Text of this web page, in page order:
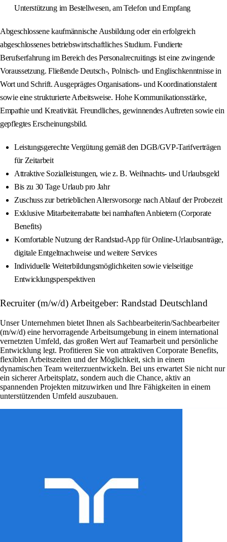
Unterstützung im Bestellwesen, am Telefon und Empfang
Abgeschlossene kaufmännische Ausbildung oder ein erfolgreich
abgeschlossenes betriebswirtschaftliches Studium. Fundierte
Berufserfahrung im Bereich des Personalrecruitings ist eine zwingende
Voraussetzung. Fließende Deutsch-, Polnisch- und Englischkenntnisse in
Wort und Schrift. Ausgeprägtes Organisations- und Koordinationstalent
sowie eine strukturierte Arbeitsweise. Hohe Kommunikationsstärke,
Empathie und Kreativität. Freundliches, gewinnendes Auftreten sowie ein
gepflegtes Erscheinungsbild.
Leistungsgerechte Vergütung gemäß den DGB/GVP-Tarifverträgen
für Zeitarbeit
Attraktive Sozialleistungen, wie z. B. Weihnachts- und Urlaubsgeld
Bis zu 30 Tage Urlaub pro Jahr
Zuschuss zur betrieblichen Altersvorsorge nach Ablauf der Probezeit
Exklusive Mitarbeiterrabatte bei namhaften Anbietern (Corporate
Benefits)
Komfortable Nutzung der Randstad-App für Online-Urlaubsanträge,
digitale Entgeltnachweise und weitere Services
Individuelle Weiterbildungsmöglichkeiten sowie vielseitige
Entwicklungsperspektiven
Recruiter (m/w/d) Arbeitgeber: Randstad Deutschland
Unser Unternehmen bietet Ihnen als Sachbearbeiterin/Sachbearbeiter
(m/w/d) eine hervorragende Arbeitsumgebung in einem international
vernetzten Umfeld, das großen Wert auf Teamarbeit und persönliche
Entwicklung legt. Profitieren Sie von attraktiven Corporate Benefits,
flexiblen Arbeitszeiten und der Möglichkeit, sich in einem
dynamischen Team weiterzuentwickeln. Bei uns erwartet Sie nicht nur
ein sicherer Arbeitsplatz, sondern auch die Chance, aktiv an
spannenden Projekten mitzuwirken und Ihre Fähigkeiten in einem
unterstützenden Umfeld auszubauen.